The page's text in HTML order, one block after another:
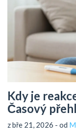
Kdy je
Časový
z bře 21, 2026 - od